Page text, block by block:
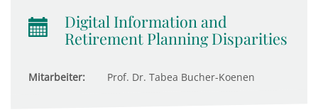
Digital Information and
Retirement Planning Disparities
Mitarbeiter: Prof. Dr. Tabea Bucher-Koenen